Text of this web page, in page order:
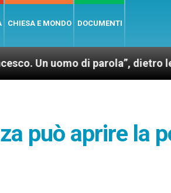
CHIESA E MONDO DOCUMENTI
di parola”, dietro le quinte
può aprire la